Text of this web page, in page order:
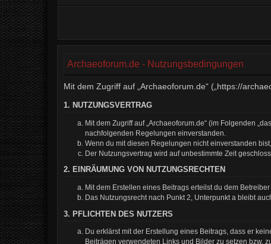
Archaeoforum.de - Nutzungsbedingungen
Mit dem Zugriff auf „Archaeoforum.de“ („https://
1. NUTZUNGSVERTRAG
Mit dem Zugriff auf „Archaeoforum.de“ (im Folgenden
nachfolgenden Regelungen einverstanden.
Wenn du mit diesen Regelungen nicht einverstanden
Der Nutzungsvertrag wird auf unbestimmte Zeit
2. EINRÄUMUNG VON NUTZUNGSRECHTEN
Mit dem Erstellen eines Beitrags erteilst du dem
Das Nutzungsrecht nach Punkt 2, Unterpunkt a bleibt
3. PFLICHTEN DES NUTZERS
Du erklärst mit der Erstellung eines Beitrags, dass er
Beiträgen verwendeten Links und Bilder zu setzen bzw.